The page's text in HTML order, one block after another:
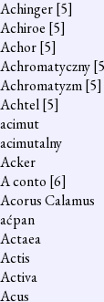
Achinger[5]
Achiroe [5]
Achor[5]
Achromatyczny
Achromatyzm[5]
Achtel[5]
acimut
acimutalny
Acker
A conto [6]
Acorus Calamus
aćpan
Actaea
Actis
Activa
Acus